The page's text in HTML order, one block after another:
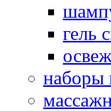
гель
наборы